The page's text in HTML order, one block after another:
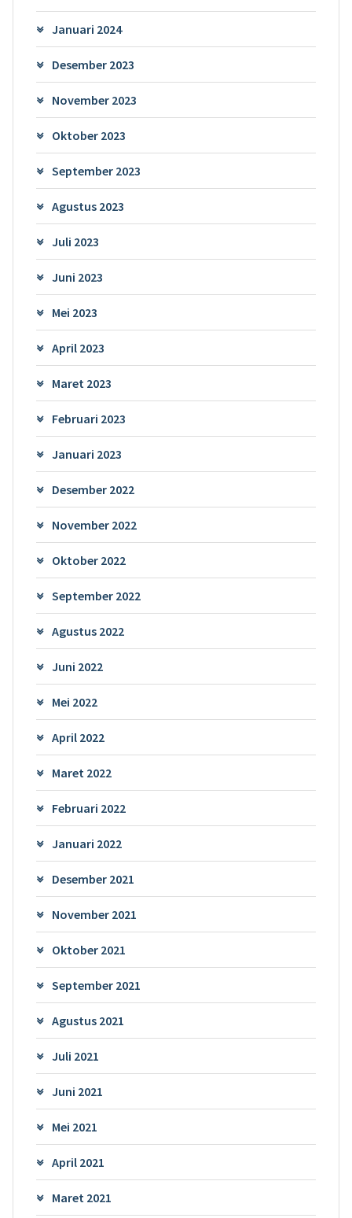
Januari 2024
Desember 2023
November 2023
Oktober 2023
September 2023
Agustus 2023
Juli 2023
Juni 2023
Mei 2023
April 2023
Maret 2023
Februari 2023
Januari 2023
Desember 2022
November 2022
Oktober 2022
September 2022
Agustus 2022
Juni 2022
Mei 2022
April 2022
Maret 2022
Februari 2022
Januari 2022
Desember 2021
November 2021
Oktober 2021
September 2021
Agustus 2021
Juli 2021
Juni 2021
Mei 2021
April 2021
Maret 2021